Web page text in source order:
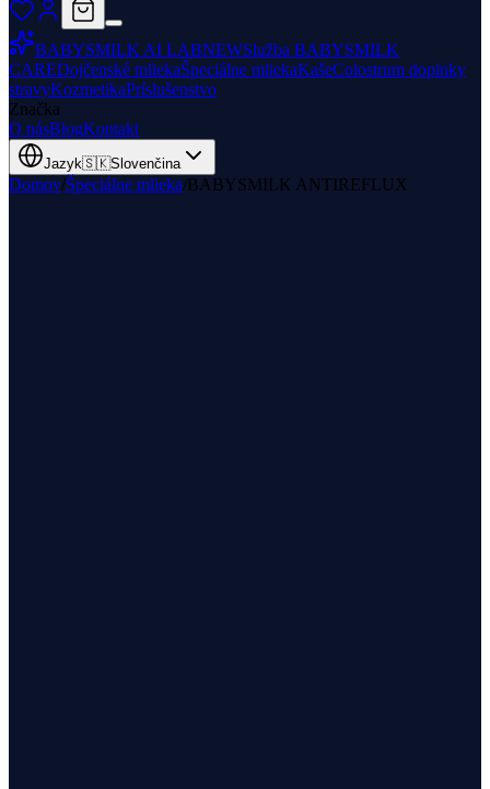
BABYSMILK AI LABNEWSlužba BABYSMILK
CAREDojčenské mliekaŠpeciálne mliekaKašeColostrum doplnky
stravyKozmetikaPríslušenstvo
Značka
O násBlogKontakt
Jazyk🇸🇰Slovenčina
Domov/Špeciálne mlieka/BABYSMILK ANTIREFLUX